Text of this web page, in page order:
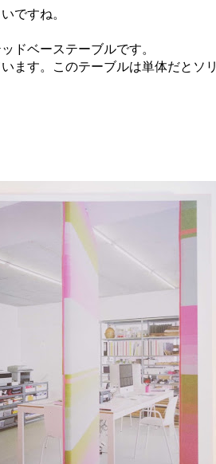
ですね。
ドベーステーブルです。
ます。このテーブルは単体だとソリ